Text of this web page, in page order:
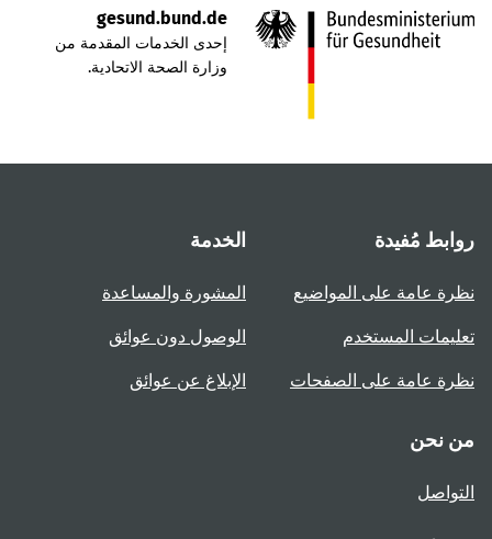
gesund.bund.de
إحدى الخدمات المقدمة من
وزارة الصحة الاتحادية.
مُفيدة
عامة على المواضيع
المستخدم
عامة على الصفحات
الخدمة
المشورة والمساعدة
الوصول دون عوائق
الإبلاغ عن عوائق
نحن